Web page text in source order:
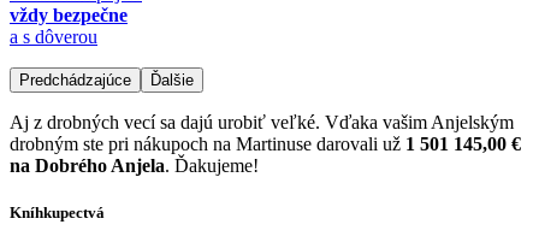
vždy bezpečne
a s dôverou
Predchádzajúce Ďalšie
Aj z drobných vecí sa dajú urobiť veľké. Vďaka vašim Anjelským
drobným ste pri nákupoch na Martinuse darovali už 1 501 145,00 €
na Dobrého Anjela. Ďakujeme!
Kníhkupectvá